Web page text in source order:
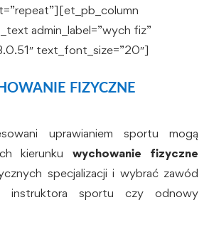
admin_label=”wych fiz”
text_font_size=”20″]
FIZYCZNE
uprawianiem sportu mogą
kierunku wychowanie fizyczne
specjalizacji i wybrać zawód
instruktora sportu czy odnowy